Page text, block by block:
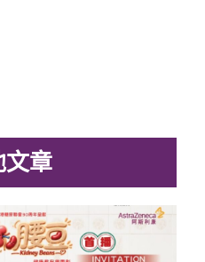
文章